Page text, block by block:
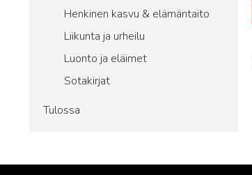
Henkinen kasvu & elämäntaito
Liikunta ja urheilu
Luonto ja eläimet
Sotakirjat
Tulossa